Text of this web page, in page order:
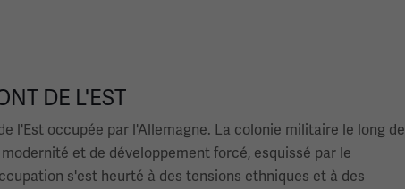
DE L'EST
l'Est occupée par l'Allemagne. La colonie militaire le long de
et de développement forcé, esquissé par le
s'est heurté à des tensions ethniques et à des